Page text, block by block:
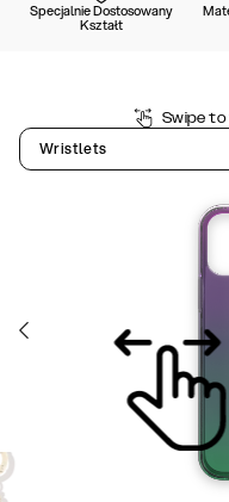
Specjalnie Dostosowany
Kształt
Swipe
Wristlets